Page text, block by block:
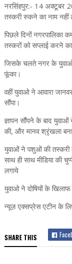
नरसिंहपुर:- 14 अक्टूबर
तस्करी रुकने का नाम नहीं
पिछले दिनों नगरपालिका
तस्करों को सप्लाई करने
जिसके चलते नगर के युवाओं
फूंका।
वहीं युवाओ ने आवारा
सौंपा।
ज्ञापन सौंपने के बाद युवाओं
की, और मानव श्रृंखला बना
युवाओं ने पशुओं की तस्करी
साथ ही साथ मीडिया की
लगाये
युवाओ ने दोषियों के
न्यूज़ एक्सप्रेस एटीन के
SHARE THIS